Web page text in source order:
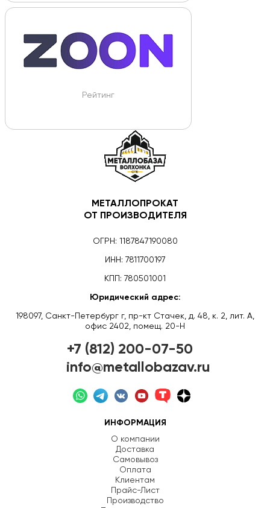
Рейтинг
МЕТАЛЛОПРОКАТ
ОТ ПРОИЗВОДИТЕЛЯ
ОГРН: 1187847190080
ИНН: 7811700197
КПП: 780501001
Юридический адрес:
198097, Санкт-Петербург г, пр-кт Стачек, д. 48, к. 2, лит. А,
офис 2402, помещ. 20-Н
+7 (812) 200-07-50
info@metallobazav.ru
ИНФОРМАЦИЯ
О компании
Доставка
Самовывоз
Оплата
Клиентам
Прайс-Лист
Производство